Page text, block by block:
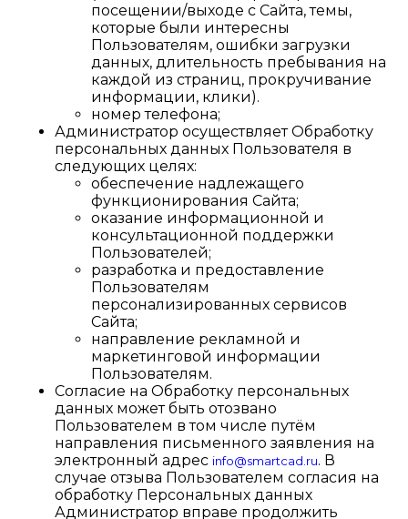
посещении/выходе с Сайта, темы,
которые были интересны
Пользователям, ошибки загрузки
данных, длительность пребывания на
каждой из страниц, прокручивание
информации, клики).
номер телефона;
Администратор осуществляет Обработку
персональных данных Пользователя в
следующих целях:
обеспечение надлежащего
функционирования Сайта;
оказание информационной и
консультационной поддержки
Пользователей;
разработка и предоставление
Пользователям
персонализированных сервисов
Сайта;
направление рекламной и
маркетинговой информации
Пользователям.
Согласие на Обработку персональных
данных может быть отозвано
Пользователем в том числе путём
направления письменного заявления на
электронный адрес info@smartcad.ru. В
случае отзыва Пользователем согласия на
обработку Персональных данных
Администратор вправе продолжить